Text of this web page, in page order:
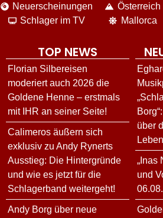
Neuerscheinungen
Schlager im TV
Österreich
Mallorca
TOP NEWS
Florian Silbereisen
moderiert auch 2026 die
Goldene Henne – erstmals
mit IHR an seiner Seite!
Calimeros äußern sich
exklusiv zu Andy Rynerts
Ausstieg: Die Hintergründe
und wie es jetzt für die
Schlagerband weitergeht!
Andy Borg über neue
über
„Inas
und